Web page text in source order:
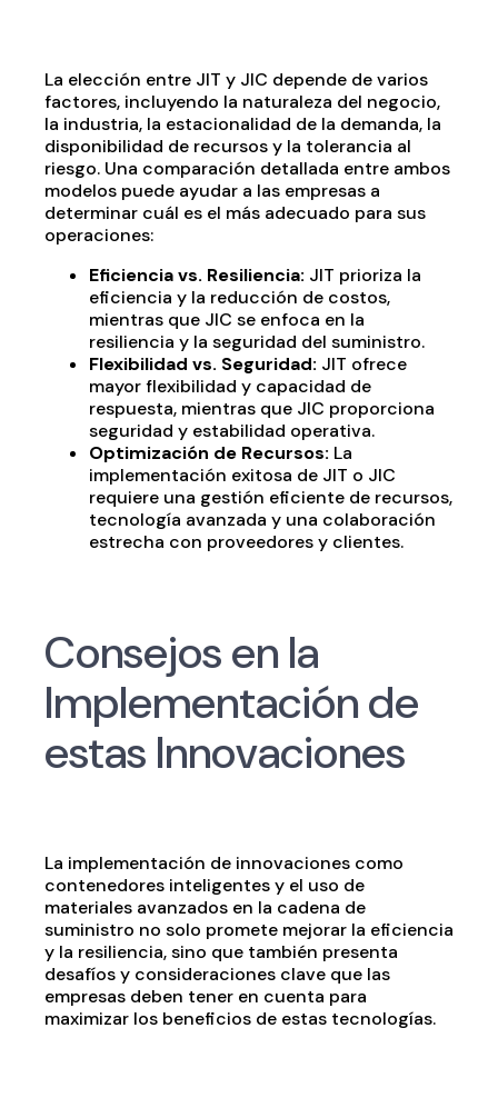
La elección entre JIT y JIC depende de varios
factores, incluyendo la naturaleza del negocio,
la industria, la estacionalidad de la demanda, la
disponibilidad de recursos y la tolerancia al
riesgo. Una comparación detallada entre ambos
modelos puede ayudar a las empresas a
determinar cuál es el más adecuado para sus
operaciones:
Eficiencia vs. Resiliencia: JIT prioriza la
eficiencia y la reducción de costos,
mientras que JIC se enfoca en la
resiliencia y la seguridad del suministro.
Flexibilidad vs. Seguridad: JIT ofrece
mayor flexibilidad y capacidad de
respuesta, mientras que JIC proporciona
seguridad y estabilidad operativa.
Optimización de Recursos: La
implementación exitosa de JIT o JIC
requiere una gestión eficiente de recursos,
tecnología avanzada y una colaboración
estrecha con proveedores y clientes.
Consejos en la
Implementación de
estas Innovaciones
La implementación de innovaciones como
contenedores inteligentes y el uso de
materiales avanzados en la cadena de
suministro no solo promete mejorar la eficiencia
y la resiliencia, sino que también presenta
desafíos y consideraciones clave que las
empresas deben tener en cuenta para
maximizar los beneficios de estas tecnologías.